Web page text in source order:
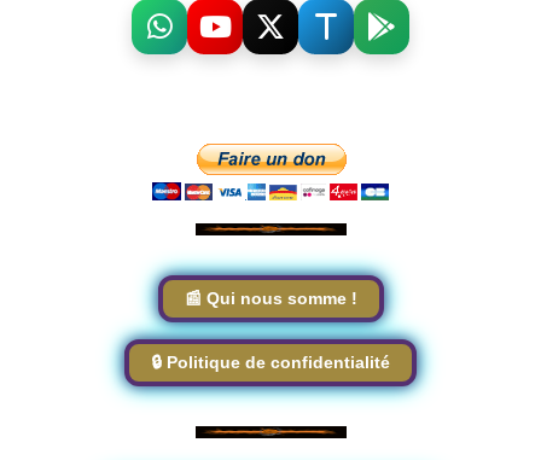
📰 Qui nous somme !
🔒 Politique de confidentialité